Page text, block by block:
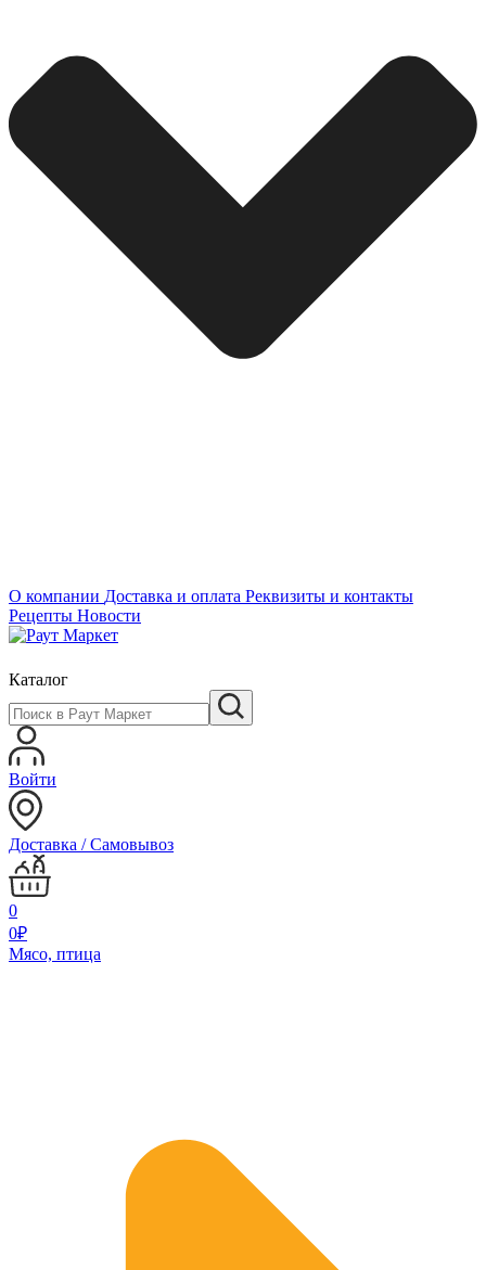
О компании Доставка и оплата Реквизиты и контакты
Рецепты Новости
Каталог
Войти
Доставка / Самовывоз
0
0₽
Мясо, птица